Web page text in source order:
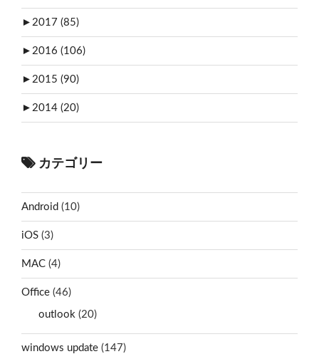
► 2017 (85)
► 2016 (106)
► 2015 (90)
► 2014 (20)
カテゴリー
Android (10)
iOS (3)
MAC (4)
Office (46)
outlook (20)
windows update (147)